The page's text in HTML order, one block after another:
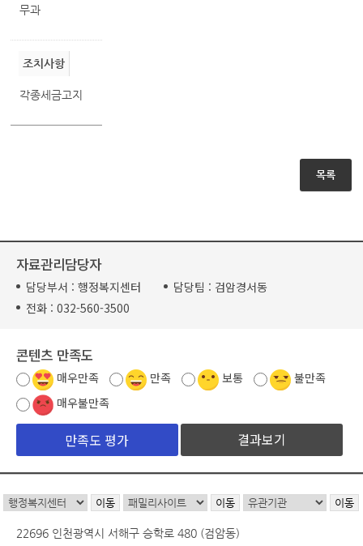
무과
조치사항
각종세금고지
목록
자료관리담당자
담당부서 : 행정복지센터 담당팀 : 검암경서동
전화 : 032-560-3500
콘텐츠 만족도
매우만족 만족 보통
불만족
매우불만족
결과보기
22696 인천광역시 서해구 승학로 480 (검암동)